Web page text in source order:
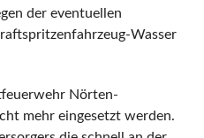
der eventuellen
Wasser
Nörten-
mehr eingesetzt werden.